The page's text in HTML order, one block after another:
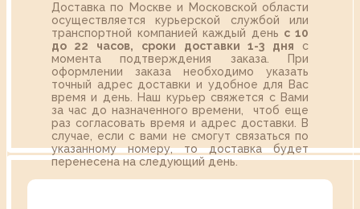
Доставка по Москве и Московской области
осуществляется курьерской службой или
транспортной компанией каждый день с 10
до 22 часов,
сроки доставки 1-3 дня с
момента подтверждения заказа. При
оформлении заказа необходимо указать
точный адрес доставки и удобное для Вас
время и день. Наш курьер свяжется с Вами
за час до назначенного времени, чтоб еще
раз согласовать время и адрес доставки. В
случае, если с вами не смогут связаться по
указанному номеру, то доставка будет
перенесена на следующий день.